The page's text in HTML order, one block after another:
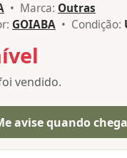
• Marca: Outras
GOIABA • Condição:
vendido.
avise quando